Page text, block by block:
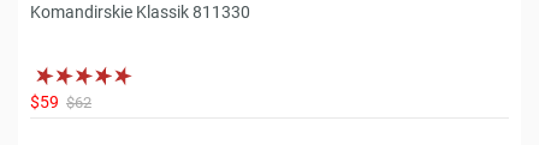
Komandirskie Klassik 811330
$59 $62